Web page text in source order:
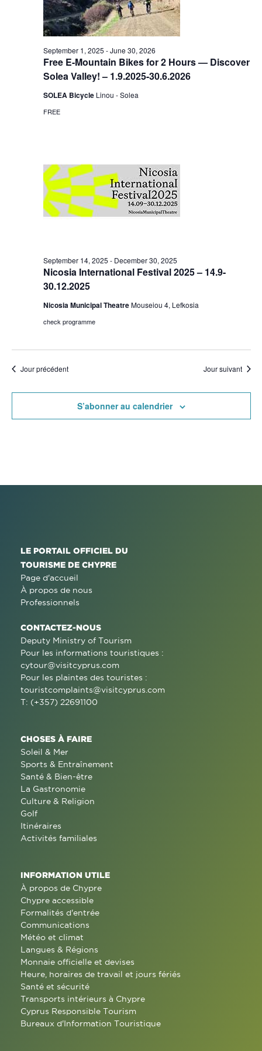
Free E-Mountain Bikes for 2 Hours — Discover
Solea Valley! – 1.9.2025-30.6.2026
September 1, 2025 -June 30, 2026
SOLEA Bicycle Linou - Solea
FREE
Nicosia International Festival 2025 – 14.9-
30.12.2025
September 14, 2025 - December 30, 2025
Nicosia Municipal TheatreMouseiou 4, Lefkosia
check programme
Jour précédent Jour suivant
S’abonner au calendrier
LE PORTAIL OFFICIEL DU
TOURISME DE CHYPRE
Page d'accueil
À propos de nous
Professionnels
CONTACTEZ-NOUS
Deputy Ministry of Tourism
Pour les informations touristiques :
cytour@visitcyprus.com
Pour les plaintes des touristes :
touristcomplaints@visitcyprus.com
T: (+357) 22691100
CHOSES À FAIRE
Soleil & Mer
Sports & Entraînement
Santé & Bien-être
La Gastronomie
Culture & Religion
Golf
Itinéraires
Activités familiales
INFORMATION UTILE
À propos de Chypre
Chypre accessible
Formalités d'entrée
Communications
Météo et climat
Langues & Régions
Monnaie officielle et devises
Heure, horaires de travail et jours fériés
Santé et sécurité
Transports intérieurs à Chypre
Cyprus Responsible Tourism
Bureaux d'Information Touristique